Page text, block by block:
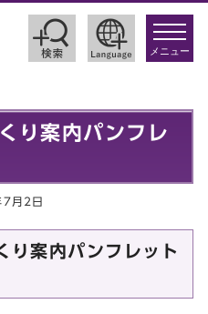
toggle
メニュー
り案内パンフレ
月2日
り案内パンフレット